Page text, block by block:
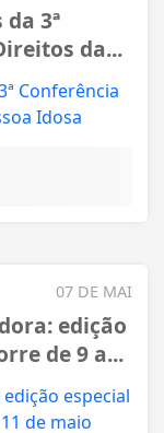
3ª
da...
07 DE MAI
edição
de 9 a...